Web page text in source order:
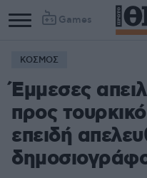
Games
1
2
ΚΟΣΜΟΣ
Έμμεσες
προς
επειδή